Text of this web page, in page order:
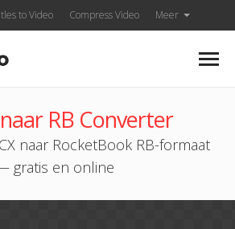
to Video Compress Video Meer
RB Converter
naar RocketBook RB-formaat
gratis en online